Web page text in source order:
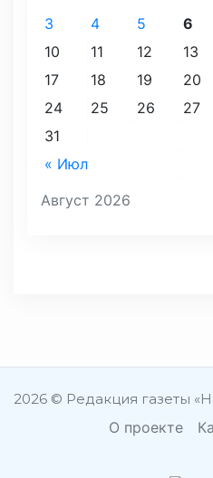
Август 2026
« Июл
3
4 5 6
10
11 12 13
17
18 19 20
24
25 26 27
31
2026 © Редакция газеты
О проекте